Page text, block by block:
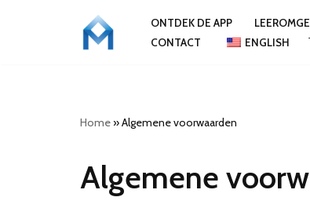
ONTDEK DE APP
CONTACT
ENGLISH
Home»Algemene voorwaarden
Algemene